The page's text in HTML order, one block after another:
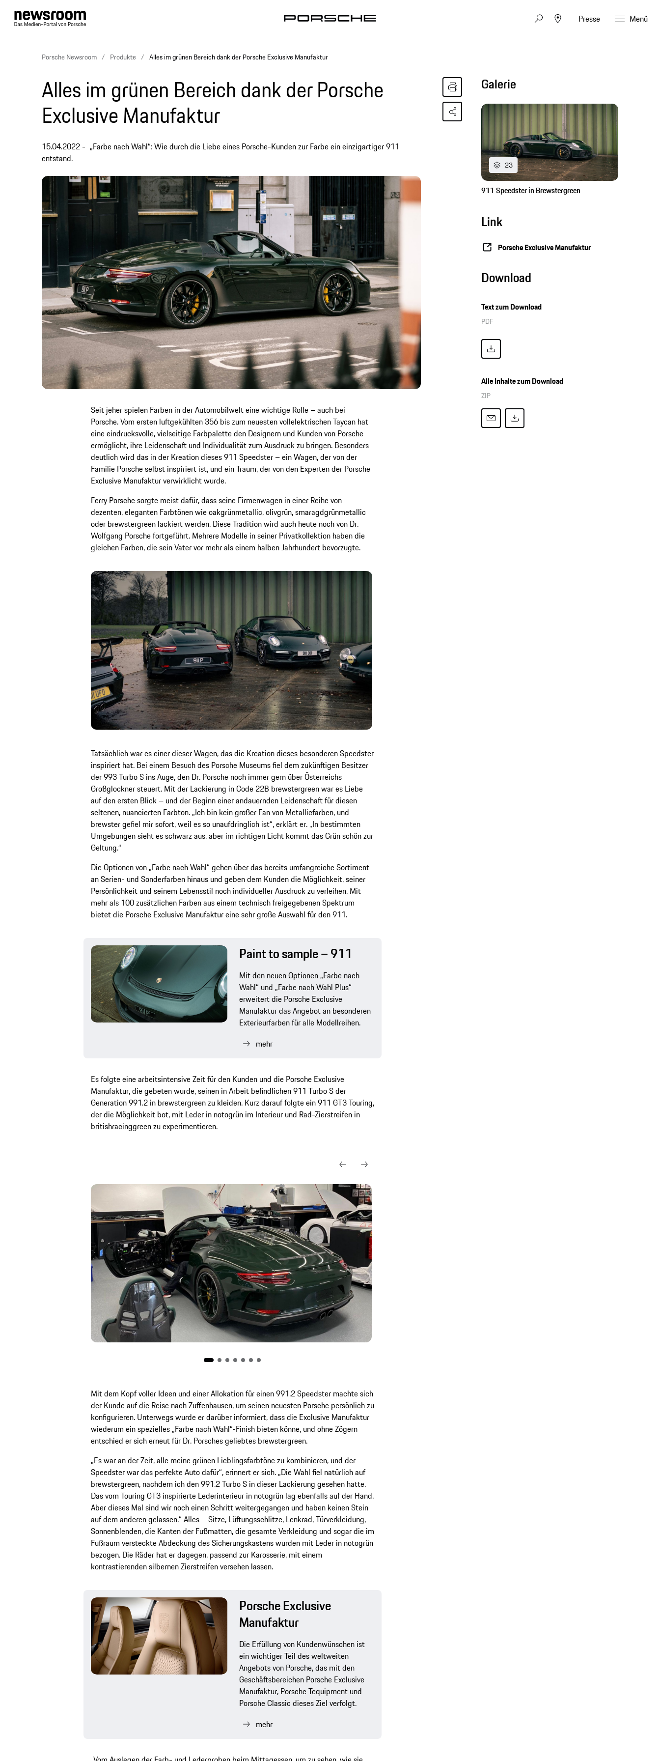
Presse Menü
Porsche Newsroom Produkte Alles im grünen Bereich dank der Porsche Exclusive Manufaktur
Alles im grünen Bereich dank der Porsche
Exclusive Manufaktur
15.04.2022
„Farbe nach Wahl“: Wie durch die Liebe eines Porsche-Kunden zur Farbe ein einzigartiger 911
entstand.
Seit jeher spielen Farben in der Automobilwelt eine wichtige Rolle – auch bei
Porsche. Vom ersten luftgekühlten 356 bis zum neuesten vollelektrischen Taycan hat
eine eindrucksvolle, vielseitige Farbpalette den Designern und Kunden von Porsche
ermöglicht, ihre Leidenschaft und Individualität zum Ausdruck zu bringen. Besonders
deutlich wird das in der Kreation dieses 911 Speedster – ein Wagen, der von der
Familie Porsche selbst inspiriert ist, und ein Traum, der von den Experten der Porsche
Exclusive Manufaktur verwirklicht wurde.
Ferry Porsche sorgte meist dafür, dass seine Firmenwagen in einer Reihe von
dezenten, eleganten Farbtönen wie oakgrünmetallic, olivgrün, smaragdgrünmetallic
oder brewstergreen lackiert werden. Diese Tradition wird auch heute noch von Dr.
Wolfgang Porsche fortgeführt. Mehrere Modelle in seiner Privatkollektion haben die
gleichen Farben, die sein Vater vor mehr als einem halben Jahrhundert bevorzugte.
Tatsächlich war es einer dieser Wagen, das die Kreation dieses besonderen Speedster
inspiriert hat. Bei einem Besuch des Porsche Museums fiel dem zukünftigen Besitzer
der 993 Turbo S ins Auge, den Dr. Porsche noch immer gern über Österreichs
Großglockner steuert. Mit der Lackierung in Code 22B brewstergreen war es Liebe
auf den ersten Blick – und der Beginn einer andauernden Leidenschaft für diesen
seltenen, nuancierten Farbton. „Ich bin kein großer Fan von Metallicfarben, und
brewster gefiel mir sofort, weil es so unaufdringlich ist“, erklärt er. „In bestimmten
Umgebungen sieht es schwarz aus, aber im richtigen Licht kommt das Grün schön zur
Geltung.“
Die Optionen von „Farbe nach Wahl“ gehen über das bereits umfangreiche Sortiment
an Serien- und Sonderfarben hinaus und geben dem Kunden die Möglichkeit, seiner
Persönlichkeit und seinem Lebensstil noch individueller Ausdruck zu verleihen. Mit
mehr als 100 zusätzlichen Farben aus einem technisch freigegebenen Spektrum
bietet die Porsche Exclusive Manufaktur eine sehr große Auswahl für den 911.
Paint to sample – 911
Mit den neuen Optionen „Farbe nach
Wahl“ und „Farbe nach Wahl Plus“
erweitert die Porsche Exclusive
Manufaktur das Angebot an besonderen
Exterieurfarben für alle Modellreihen.
mehr
Es folgte eine arbeitsintensive Zeit für den Kunden und die Porsche Exclusive
Manufaktur, die gebeten wurde, seinen in Arbeit befindlichen 911 Turbo S der
Generation 991.2 in brewstergreen zu kleiden. Kurz darauf folgte ein 911 GT3 Touring,
der die Möglichkeit bot, mit Leder in notogrün im Interieur und Rad-Zierstreifen in
britishracinggreen zu experimentieren.
Mit dem Kopf voller Ideen und einer Allokation für einen 991.2 Speedster machte sich
der Kunde auf die Reise nach Zuffenhausen, um seinen neuesten Porsche persönlich zu
konfigurieren. Unterwegs wurde er darüber informiert, dass die Exclusive Manufaktur
wiederum ein spezielles „Farbe nach Wahl“-Finish bieten könne, und ohne Zögern
entschied er sich erneut für Dr. Porsches geliebtes brewstergreen.
„Es war an der Zeit, alle meine grünen Lieblingsfarbtöne zu kombinieren, und der
Speedster war das perfekte Auto dafür“, erinnert er sich. „Die Wahl fiel natürlich auf
brewstergreen, nachdem ich den 991.2 Turbo S in dieser Lackierung gesehen hatte.
Das vom Touring GT3 inspirierte Lederinterieur in notogrün lag ebenfalls auf der Hand.
Aber dieses Mal sind wir noch einen Schritt weitergegangen und haben keinen Stein
auf dem anderen gelassen.“ Alles – Sitze, Lüftungsschlitze, Lenkrad, Türverkleidung,
Sonnenblenden, die Kanten der Fußmatten, die gesamte Verkleidung und sogar die im
Fußraum versteckte Abdeckung des Sicherungskastens wurden mit Leder in notogrün
bezogen. Die Räder hat er dagegen, passend zur Karosserie, mit einem
kontrastierenden silbernen Zierstreifen versehen lassen.
Porsche Exclusive
Manufaktur
Die Erfüllung von Kundenwünschen ist
ein wichtiger Teil des weltweiten
Angebots von Porsche, das mit den
Geschäftsbereichen Porsche Exclusive
Manufaktur, Porsche Tequipment und
Porsche Classic dieses Ziel verfolgt.
mehr
Galerie
23
911 Speedster in Brewstergreen
Link
Porsche Exclusive Manufaktur
Download
Text zum Download
PDF
Alle Inhalte zum Download
ZIP